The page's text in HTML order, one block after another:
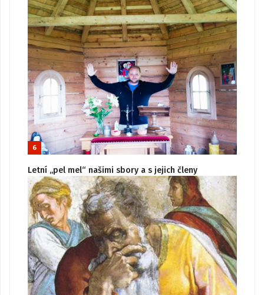
6
Letní „pel mel“ našimi sbory a s jejich členy